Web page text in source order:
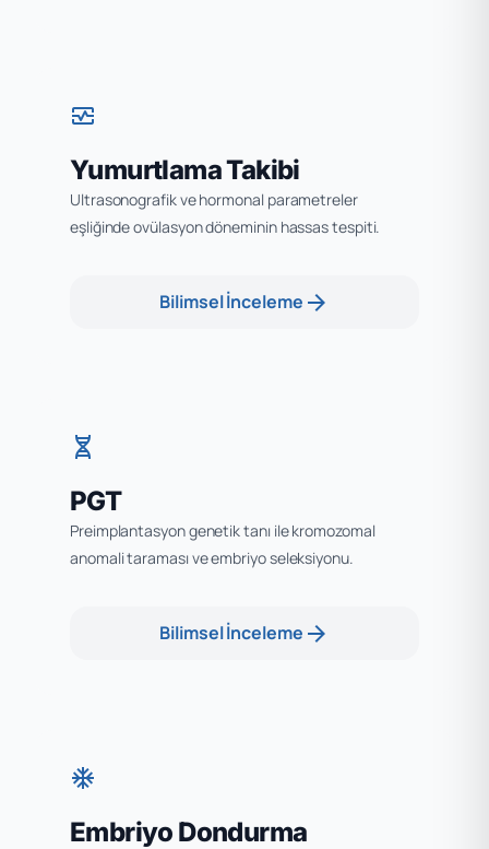
monitor_heart
Yumurtlama Takibi
Ultrasonografik ve hormonal parametreler
eşliğinde ovülasyon döneminin hassas tespiti.
Bilimsel İnceleme arrow_forward
genetics
PGT
Preimplantasyon genetik tanı ile kromozomal
anomali taraması ve embriyo seleksiyonu.
Bilimsel İnceleme arrow_forward
ac_unit
Embriyo Dondurma